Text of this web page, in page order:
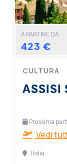
A PARTIRE DA
423 €
CULTURA
ASSISI
Prossima
Vedi
Italia